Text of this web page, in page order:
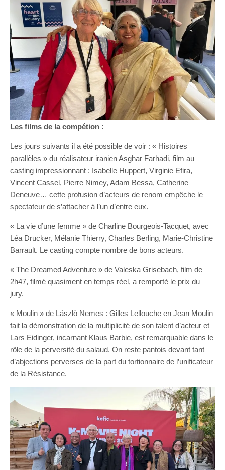
Les films de la compétion :
Les jours suivants il a été possible de voir : « Histoires
parallèles » du réalisateur iranien Asghar Farhadi, film au
casting impressionnant : Isabelle Huppert, Virginie Efira,
Vincent Cassel, Pierre Nimey, Adam Bessa, Catherine
Deneuve… cette profusion d’acteurs de renom empêche le
spectateur de s’attacher à l’un d’entre eux.
« La vie d’une femme » de Charline Bourgeois-Tacquet, avec
Léa Drucker, Mélanie Thierry, Charles Berling, Marie-Christine
Barrault. Le casting compte nombre de bons acteurs.
« The Dreamed Adventure » de Valeska Grisebach, film de
2h47, filmé quasiment en temps réel, a remporté le prix du
jury.
« Moulin » de Lászlò Nemes : Gilles Lellouche en Jean Moulin
fait la démonstration de la multiplicité de son talent d’acteur et
Lars Eidinger, incarnant Klaus Barbie, est remarquable dans le
rôle de la perversité du salaud. On reste pantois devant tant
d’abjections perverses de la part du tortionnaire de l’unificateur
de la Résistance.